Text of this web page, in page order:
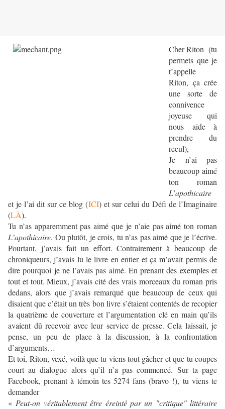
Cher Riton (tu
permets que je
t’appelle
Riton, ça crée
une sorte de
connivence
joyeuse qui
nous aide à
prendre du
recul),
Je n’ai pas
beaucoup aimé
ton roman
L’apothicaire
et je l’ai dit sur ce blog (ICI) et sur celui du Défi de l’Imaginaire
(LÀ).
Tu n’as apparemment pas aimé que je n’aie pas aimé ton roman
L’apothicaire. Ou plutôt, je crois, tu n’as pas aimé que je l’écrive.
Pourtant, j’avais fait un effort. Contrairement à beaucoup de
chroniqueurs, j’avais lu le livre en entier et ça m’avait permis de
dire pourquoi je ne l’avais pas aimé. En prenant des exemples et
tout et tout. Mieux, j’avais cité des vrais morceaux du roman pris
dedans, alors que j’avais remarqué que beaucoup de ceux qui
disaient que c’était un très bon livre s’étaient contentés de recopier
la quatrième de couverture et l’argumentation clé en main qu’ils
avaient dû recevoir avec leur service de presse. Cela laissait, je
pense, un peu de place à la discussion, à la confrontation
d’arguments…
Et toi, Riton, vexé, voilà que tu viens tout gâcher et que tu coupes
court au dialogue alors qu’il n’a pas commencé. Sur ta page
Facebook, prenant à témoin tes 5274 fans (bravo !), tu viens te
demander
« Peut-on véritablement être éreinté par un "critique" littéraire